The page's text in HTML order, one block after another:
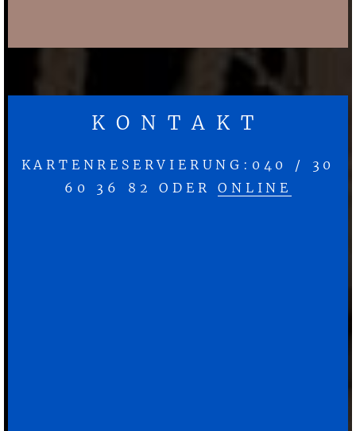
KONTAKT
KARTENRESERVIERUNG:040 / 30
60 36 82 ODERONLINE